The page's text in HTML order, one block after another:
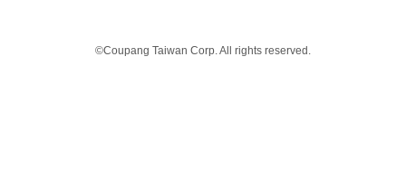
©Coupang Taiwan Corp. All rights reserved.